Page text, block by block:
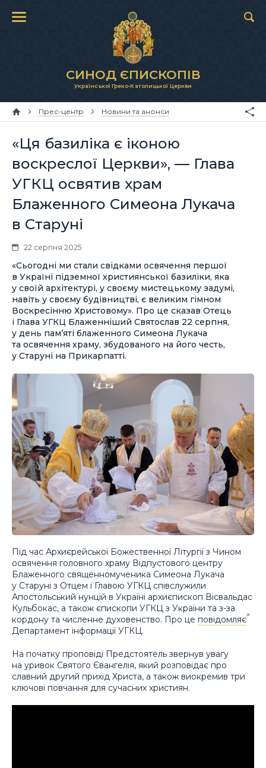
СИНОД ЄПИСКОПІВ
Української Греко-Католицької Церкви
Прес-центр Новини та анонси
«Ця базиліка є іконою
воскреслої Церкви», — Глава
УГКЦ освятив храм
Блаженного Симеона Лукача
в Старуні
22 серпня 2025
«Сьогодні ми стали свідками освячення першої
в Україні підземної християнської базиліки, яка
у своїй архітектурі, у своєму мистецькому задумі,
навіть у своєму будівництві, є великим гімном
Воскресінню Христовому». Про це сказав Отець
і Глава УГКЦ Блаженніший Святослав 22 серпня,
у день пам’яті блаженного Симеона Лукача
та освячення храму, збудованого на його честь,
у Старуні на Прикарпатті.
Під час Архиєрейської Божественної Літургії з Чином
освячення головного храму Відпустового центру
Блаженного священномученика Симеона Лукача
у Старуні з Отцем і Главою УГКЦ співслужили
Апостольський нунцій в Україні архиєпископ Вісвальдас
Кульбокас, а також єпископи УГКЦ з України та з-за
кордону та численне духовенство. Про це повідомляє
Департамент інформації УГКЦ.
На початку проповіді Предстоятель звернув увагу
на уривок Святого Євангелія, який розповідає про
славний другий прихід Христа, а також виокремив три
ключові повчання для сучасних християн.